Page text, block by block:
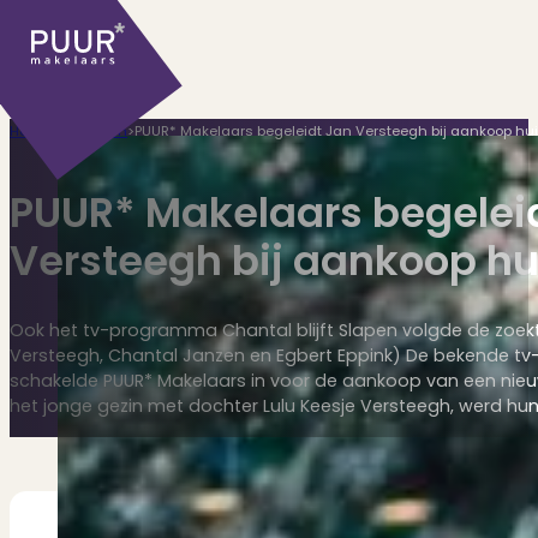
Huidige aanbod
Ontdek onze woningen..
Recentelijk verkocht
Net te laat? Kijk mee..
Huurwoningen
Home Algemeen>PUUR* Makelaars begeleidt Jan Versteegh bij aankoop
PUUR* Makelaars
Versteegh bij aankoop
Ook het tv-programma Chantal blijft Slapen volgde de
Versteegh, Chantal Janzen en Egbert Eppink) De bekende
schakelde PUUR* Makelaars in voor de aankoop van een
het jonge gezin met dochter Lulu Keesje Versteegh, werd